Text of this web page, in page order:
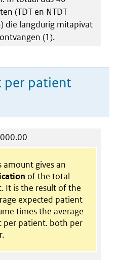
(TDT en NTDT
die langdurig mitapivat
(1).
per patient
amount gives an
of the total
It is the result of the
expected patient
times the average
per patient. both per